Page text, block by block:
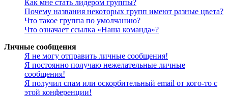
Как мне стать лидером группы?
Почему названия некоторых групп имеют разные цвета?
Что такое группа по умолчанию?
Что означает ссылка «Наша команда»?
Личные сообщения
Я не могу отправить личные сообщения!
Я постоянно получаю нежелательные личные
сообщения!
Я получил спам или оскорбительный email от кого-то с
этой конференции!